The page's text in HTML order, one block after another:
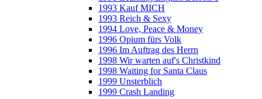
1993 Kauf MICH
1993 Reich & Sexy
1994 Love, Peace & Money
1996 Opium fürs Volk
1996 Im Auftrag des Herrn
1998 Wir warten auf's Christkind
1998 Waiting for Santa Claus
1999 Unsterblich
1999 Crash Landing